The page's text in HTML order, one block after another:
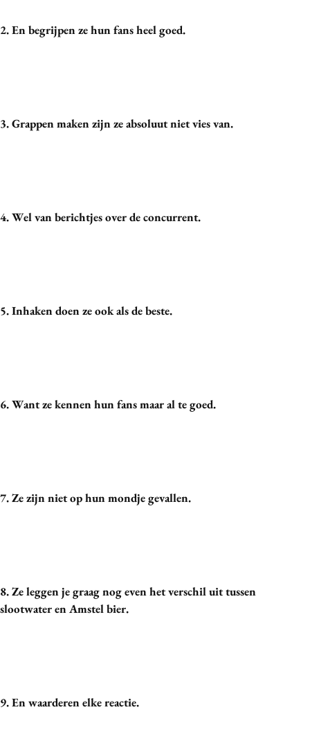
Gedragsverandering
Media
2. En begrijpen ze hun fans heel goed.
3. Grappen maken zijn ze absoluut niet vies van.
4. Wel van berichtjes over de concurrent.
5. Inhaken doen ze ook als de beste.
6. Want ze kennen hun fans maar al te goed.
7. Ze zijn niet op hun mondje gevallen.
8. Ze leggen je graag nog even het verschil uit tussen
slootwater en Amstel bier.
9. En waarderen elke reactie.